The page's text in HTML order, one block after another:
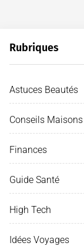
Rubriques
Astuces Beautés
Conseils Maisons
Finances
Guide Santé
High Tech
Idées Voyages